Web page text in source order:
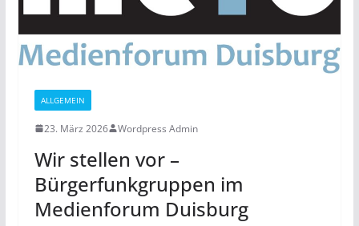
ALLGEMEIN
23. März 2026 Wordpress Admin
Wir stellen vor –
Bürgerfunkgruppen im
Medienforum Duisburg